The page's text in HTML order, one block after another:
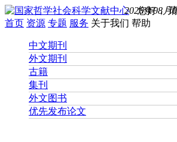
您好，
2026年08月
首页 资源 专题 服务 关于我们 帮助
中文期刊
外文期刊
古籍
集刊
外文图书
优先发布论文